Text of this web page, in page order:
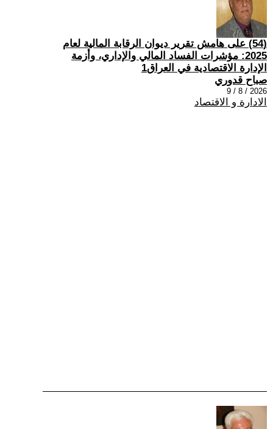
(54) على هامش تقرير ديوان الرقابة المالية لعام
2025: مؤشرات الفساد المالي والإداري، وأزمة
الإدارة الاقتصادية في العراق1
صباح قدوري
2026 / 8 / 9
الادارة و الاقتصاد